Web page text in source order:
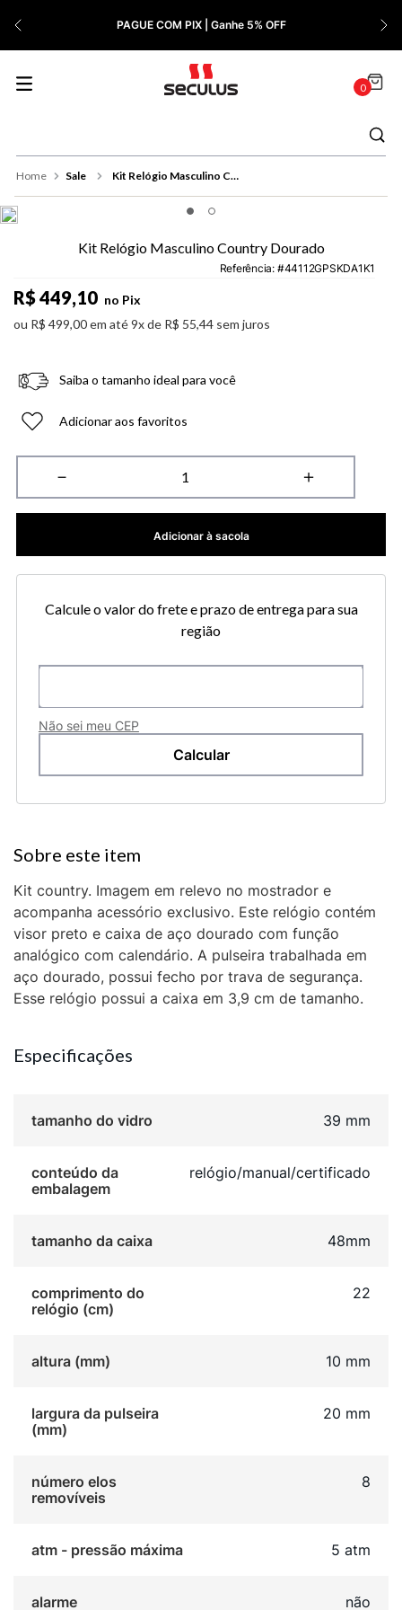
PAGUE COM PIX | Ganhe 5% OFF
0
Sale Kit Relógio Masculino Country Dourado
Kit Relógio Masculino Country Dourado
Referência: 44112GPSKDA1K1
R$449,10 no Pix
ou R$ 499,00em até9x de R$ 55,44 sem juros
Saiba o tamanho ideal para você
Adicionar aos favoritos
＋
－
Adicionar à sacola
Calcule o valor do frete e prazo de entrega para sua
região
Não sei meu CEP
Kit country. Imagem em relevo no mostrador e
acompanha acessório exclusivo. Este relógio contém
visor preto e caixa de aço dourado com função
analógico com calendário. A pulseira trabalhada em
aço dourado, possui fecho por trava de segurança.
Esse relógio possui a caixa em 3,9 cm de tamanho.
Especificações
tamanho do vidro 39 mm
conteúdo da
embalagem
relógio/manual/certificado
tamanho da caixa 48mm
comprimento do
relógio (cm)
22
altura (mm) 10 mm
largura da pulseira
(mm)
20 mm
número elos
removíveis
8
atm - pressão máxima 5 atm
alarme não
9º